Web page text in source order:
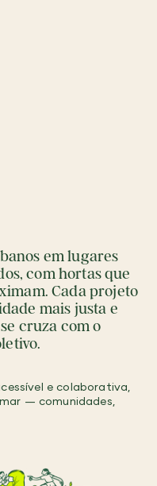
em lugares
com hortas que
Cada projeto
mais justa e
cruza com o
e colaborativa,
— comunidades,